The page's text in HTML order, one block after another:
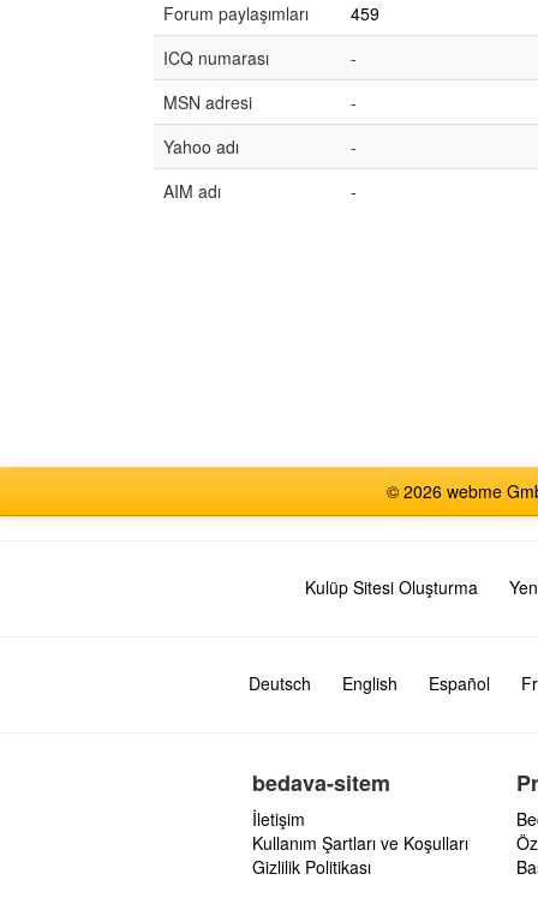
Forum paylaşımları
459
ICQ numarası
-
MSN adresi
-
Yahoo adı
-
AIM adı
-
© 2026 webme
Kulüp Sitesi Oluşturma
Deutsch English Español
bedava-sitem
İletişim
Kullanım Şartları ve Koşulları
Gizlilik Politikası